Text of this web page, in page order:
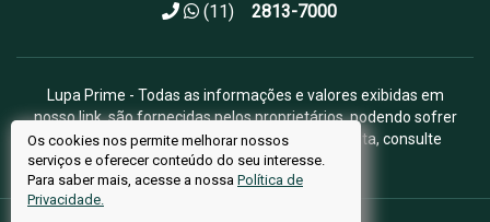
(11)2813-7000
Lupa Prime - Todas as informações e valores exibidas em
nosso link, são fornecidas pelos proprietários, podendo sofrer
alterações sem aviso prévio. Antes da proposta, consulte
nossos corretores.
Os cookies nos permite melhorar nossos
serviços e oferecer conteúdo do seu interesse.
Para saber mais, acesse a nossa Política de
Privacidade.